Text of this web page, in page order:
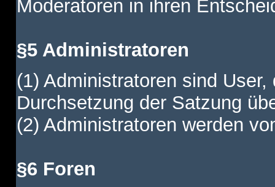
Moderatoren in ihren
§5 Administratoren
(1) Administratoren sind
Durchsetzung der Satzung
(2) Administratoren werden
§6 Foren